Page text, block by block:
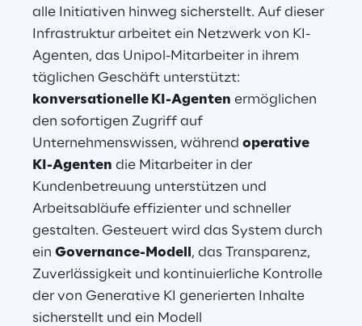
alle Initiativen hinweg sicherstellt. Auf dieser
Infrastruktur arbeitet ein Netzwerk von KI-
Agenten, das Unipol-Mitarbeiter in ihrem
täglichen Geschäft unterstützt:
konversationelle KI-Agenten ermöglichen
den sofortigen Zugriff auf
Unternehmenswissen, während operative
KI-Agenten die Mitarbeiter in der
Kundenbetreuung unterstützen und
Arbeitsabläufe effizienter und schneller
gestalten. Gesteuert wird das System durch
ein Governance-Modell , das Transparenz,
Zuverlässigkeit und kontinuierliche Kontrolle
der von Generative KI generierten Inhalte
sicherstellt und ein Modell